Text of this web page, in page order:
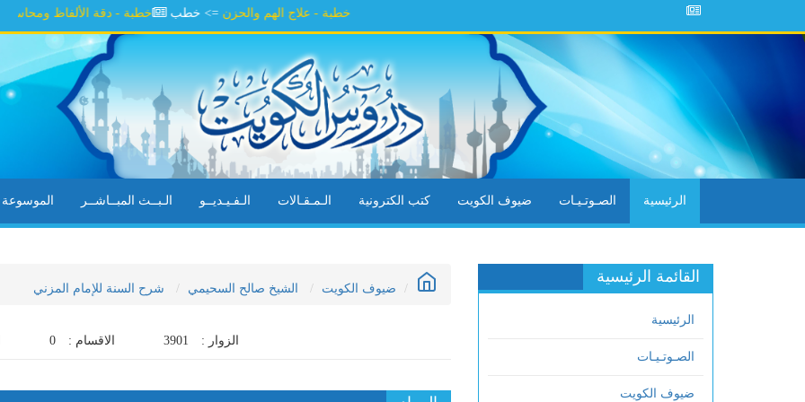
خطبة - دقة الألفاظ ومحاسن السلوك خطبة - علاج الهم والحزن=> خطب
الرئيسية الصـوتـيـات ضيوف الكويت كتب الكترونية الـمـقـالات الـفـيـديــو الـبــث المبــاشــر الموسوعة
القائمة الرئيسية
الرئيسية
الصـوتـيـات
ضيوف الكويت
ضيوف الكويت الشيخ صالح السحيمي شرح السنة للإمام المزني
الزوار : 3901 الاقسام : 0